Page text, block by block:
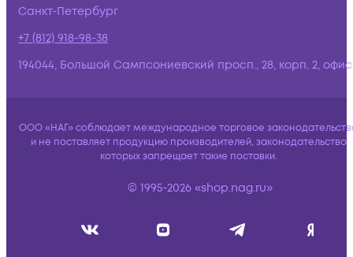
Санкт-Петербург
+7 (812) 918-98-38
194044, Большой Сампсониевский просп., 28, корп. 2,
ООО «НАГ» соблюдает международное торговое
и не поставляет продукцию производителей, законодательство
которых запрещает такие поставки.
© 1995-2026 «shop.nag.ru»